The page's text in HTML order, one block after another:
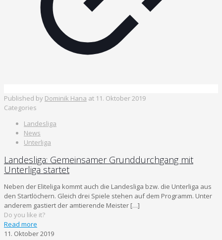
Published by Dominik Hana at 11. Oktober 2019
Categories
Landesliga
News
Unterliga
Landesliga: Gemeinsamer Grunddurchgang mit
Unterliga startet
Neben der Eliteliga kommt auch die Landesliga bzw. die Unterliga aus
den Startlöchern. Gleich drei Spiele stehen auf dem Programm. Unter
anderem gastiert der amtierende Meister […]
Do you like it?
Read more
11. Oktober 2019